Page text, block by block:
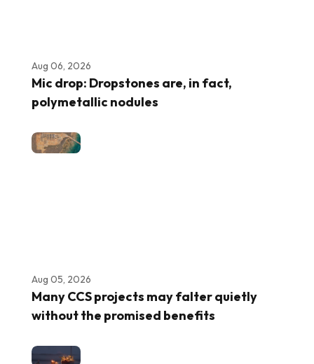
Aug 06, 2026
Mic drop: Dropstones are, in fact,
polymetallic nodules
Aug 05, 2026
Many CCS projects may falter quietly
without the promised benefits